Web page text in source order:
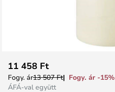
képgaléria
11 458 Ft
Fogy. ár13 507 Ft
Fogy. ár -15%
ÁFÁ-val együtt